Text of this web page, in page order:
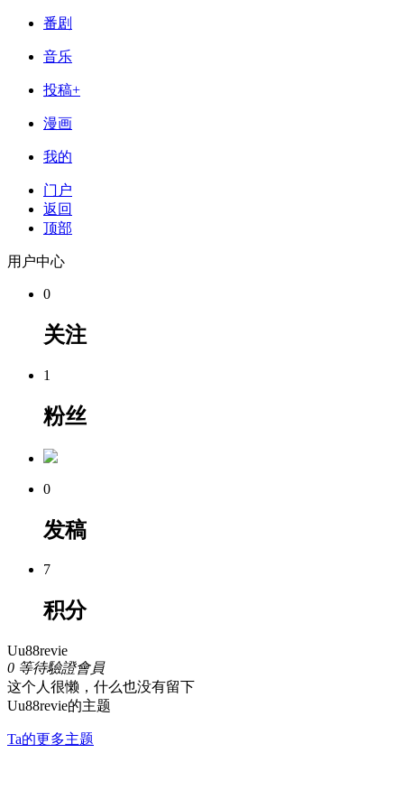
番剧
音乐
投稿+
漫画
我的
门户
返回
顶部
用户中心
0
关注
1
粉丝
0
发稿
7
积分
Uu88revie
0 等待驗證會員
这个人很懒，什么也没有留下
Uu88revie的主题
Ta的更多主题